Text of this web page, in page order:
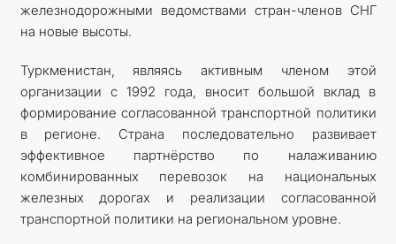
железнодорожными ведомствами стран-членов СНГ
на новые высоты.
Туркменистан, являясь активным членом этой
организации с 1992 года, вносит большой вклад в
формирование согласованной транспортной политики
в регионе. Страна последовательно развивает
эффективное партнёрство по налаживанию
комбинированных перевозок на национальных
железных дорогах и реализации согласованной
транспортной политики на региональном уровне.